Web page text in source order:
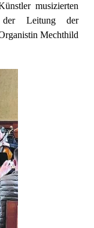
musizierten
der Leitung der
Mechthild